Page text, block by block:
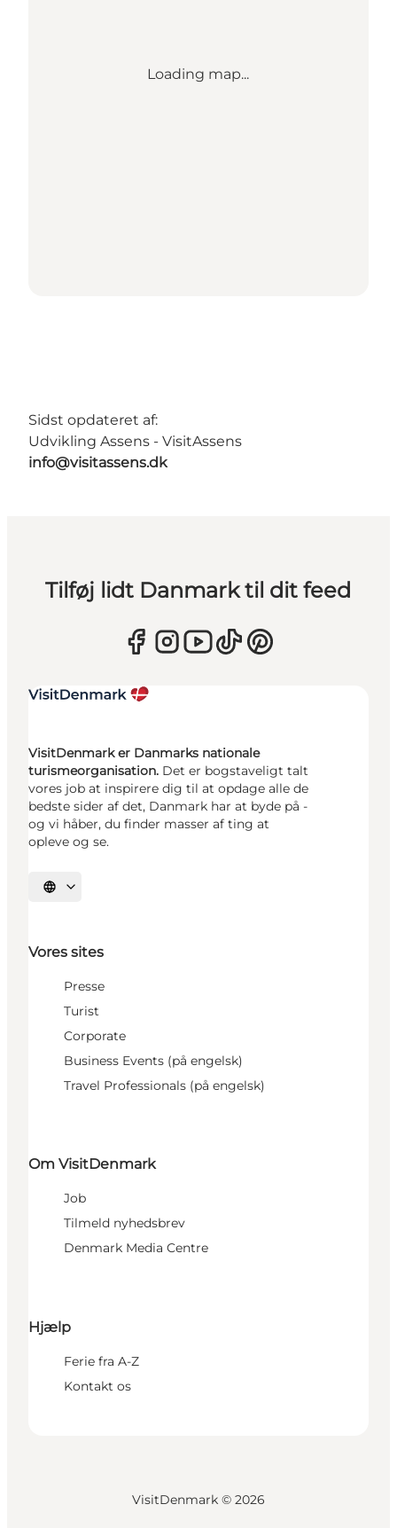
Loading map...
Sidst opdateret af:
Udvikling Assens - VisitAssens
info@visitassens.dk
Tilføj lidt Danmark til dit feed
VisitDenmark er Danmarks nationale
turismeorganisation. Det er bogstaveligt talt
vores job at inspirere dig til at opdage alle de
bedste sider af det, Danmark har at byde på -
og vi håber, du finder masser af ting at
opleve og se.
Vælg sprog
Vores sites
Presse
Turist
Corporate
Business Events (på engelsk)
Travel Professionals (på engelsk)
Om VisitDenmark
Job
Tilmeld nyhedsbrev
Denmark Media Centre
Hjælp
Ferie fra A-Z
Kontakt os
VisitDenmark © 2026